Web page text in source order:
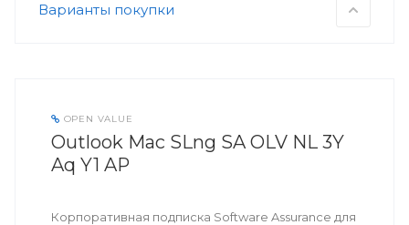
Варианты покупки
OPEN VALUE
Outlook Mac SLng SA OLV NL 3Y
Aq Y1 AP
Корпоративная подписка Software Assurance для